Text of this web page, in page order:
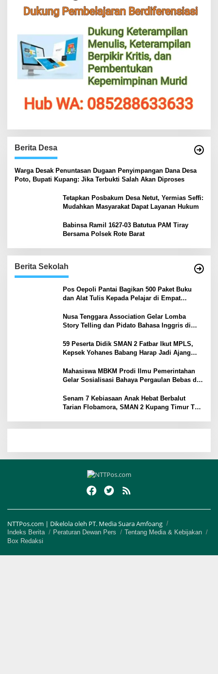
Berita Desa
‎Warga Desak Penuntasan Dugaan Penyimpangan Dana Desa
Poto, Bupati Kupang: Jika Terbukti Salah Akan Diproses
Tetapkan Posbakum Desa Netut, Yermias Seffi:
Mudahkan Masyarakat Dapat Layanan Hukum
Babinsa Ramil 1627-03 Batutua PAM Tiray
Bersama Polsek Rote Barat
Berita Sekolah
Pos Oepoli Pantai Bagikan 500 Paket Buku
dan Alat Tulis Kepada Pelajar di Empat
Nusa Tenggara Association Gelar Lomba
Story Telling dan Pidato Bahasa Inggris di
59 Peserta Didik SMAN 2 Fatbar Ikut MPLS,
Kepsek Yohanes Babang Harap Jadi Ajang
Mahasiswa MBKM Prodi Ilmu Pemerintahan
Gelar Sosialisasi Bahaya Pergaulan Bebas di
Senam 7 Kebiasaan Anak Hebat Berbalut
Tarian Flobamora, SMAN 2 Kupang Timur Tuai
NTTPos.com | Dikelola oleh PT. Media Suara Amfoang
Indeks Berita Peraturan Dewan Pers
Tentang Media & Kebijakan
Box Redaksi